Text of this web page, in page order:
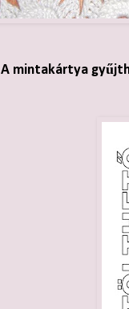
A mintakártya